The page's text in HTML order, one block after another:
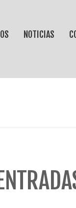
NOTICIAS